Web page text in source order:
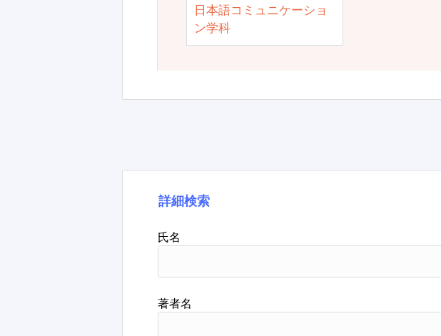
日本語コミュニケーショ
ン学科
詳細検索
氏名
著者名